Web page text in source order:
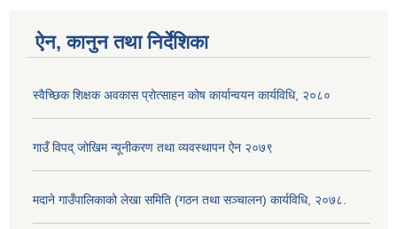
ऐन, कानुन तथा निर्देशिका
स्वैच्छिक शिक्षक अवकास प्रोत्साहन कोष कार्यान्वयन कार्यविधि, २०८०
गाउँ विपद् जोखिम न्यूनीकरण तथा व्यवस्थापन ऐन २०७९
मदाने गाउँपालिकाको लेखा समिति (गठन तथा सञ्चालन) कार्यविधि, २०७८.